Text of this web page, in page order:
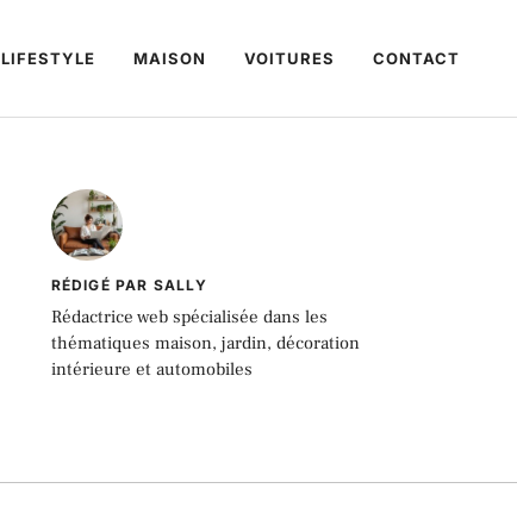
LIFESTYLE MAISON VOITURES CONTACT
RÉDIGÉ PAR SALLY
Rédactrice web spécialisée dans les
thématiques maison, jardin, décoration
intérieure et automobiles